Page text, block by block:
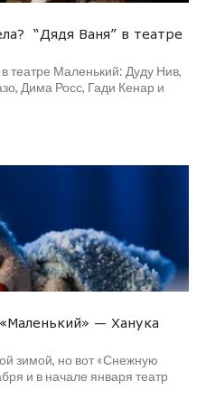
“Дядя Ваня” в театре
театре Маленький: Дуду Нив,
Дима Росс, Гади Кенар и
— Ханука
зимой, но вот «Снежную
и в начале января театр